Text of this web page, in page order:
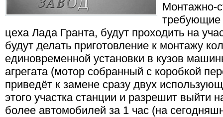
Монтажно-
требующие
цеха Лада Гранта, будут проходить на
будут делать приготовление к монтажу
единовременной установки в кузов
агрегата (мотор собранный с коробкой
приведёт к замене сразу двух
этого участка станции и разрешит выйти
более автомобилей за 1 час (на